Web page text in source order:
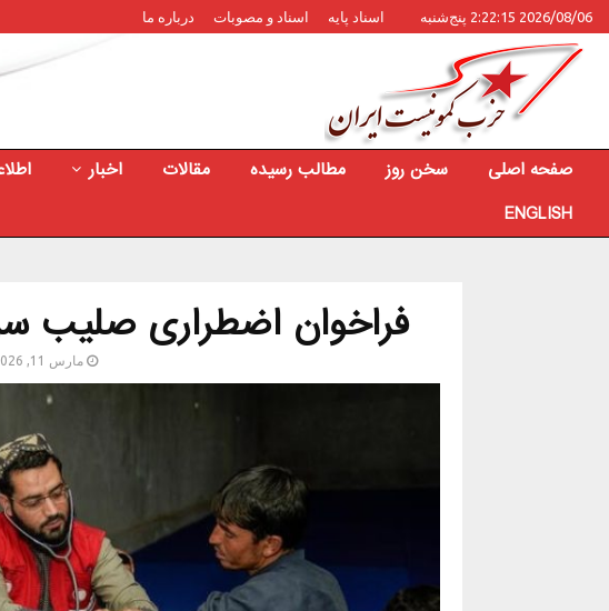
2026/08/06 2:22:15 پنج‌شنبه اسناد پایه اسناد و مصوبات درباره ما
صفحه اصلی سخن روز مطالب رسیده مقالات اخبار
ENGLISH
فراخوان اضطراری صلیب
مارس 11, 2026